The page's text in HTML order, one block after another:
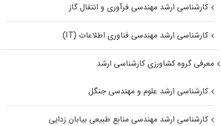
کارشناسی ارشد مهندسی فرآوری و انتقال گاز
کارشناسی ارشد مهندسی فناوری اطلاعات (IT)
معرفی گروه کشاورزی کارشناسی ارشد
کارشناسی ارشد علوم و مهندسی جنگل
کارشناسی ارشد مهندسی منابع طبیعی بیابان زدایی